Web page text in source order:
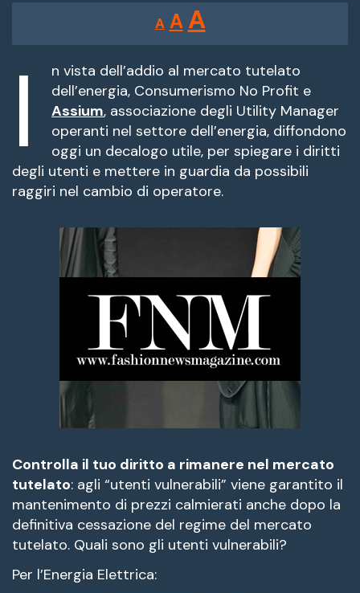
A
Reducir
tamaño
de
fuente.
A Restablecer
tamaño
de
fuente
AAumentar
tamaño
de
fuente.
I
n vista dell’addio al mercato tutelato
dell’energia, Consumerismo No Profit e
Assium, associazione degli Utility Manager
operanti nel settore dell’energia, diffondono
oggi un decalogo utile, per spiegare i diritti
degli utenti e mettere in guardia da possibili
raggiri nel cambio di operatore.
Controlla il tuo diritto a rimanere nel mercato
tutelato: agli “utenti vulnerabili” viene garantito il
mantenimento di prezzi calmierati anche dopo la
definitiva cessazione del regime del mercato
tutelato. Quali sono gli utenti vulnerabili?
Per l’Energia Elettrica: